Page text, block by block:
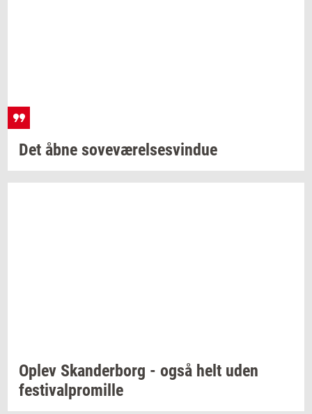
Det åbne sove­væ­rel­ses­vin­due
Oplev Skan­der­borg - også helt uden
festi­val­pro­mil­le